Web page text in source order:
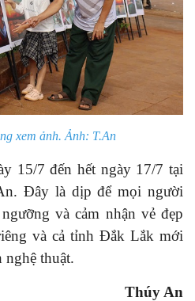
xem ảnh. Ảnh: T.An
15/7 đến hết ngày 17/7 tại
Đây là dịp để mọi người
và cảm nhận vẻ đẹp
và cả tỉnh Đắk Lắk mới
thuật.
Thúy An